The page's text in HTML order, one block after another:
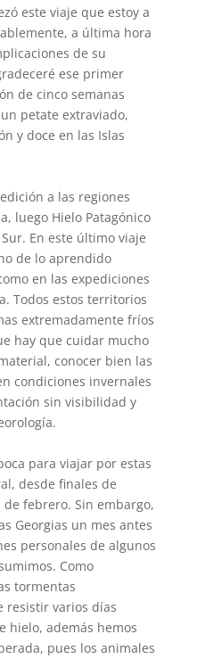
este viaje que estoy a
a última hora
de su
ese primer
de cinco semanas
petate extraviado,
y doce en las Islas
a las regiones
luego Hielo Patagónico
En este último viaje
de lo aprendido
en las expediciones
Todos estos territorios
extremadamente fríos
hay que cuidar mucho
conocer bien las
condiciones invernales
sin visibilidad y
para viajar por estas
desde finales de
febrero. Sin embargo,
Georgias un mes antes
personales de algunos
Como
tormentas
resistir varios días
hielo, además hemos
pues los animales